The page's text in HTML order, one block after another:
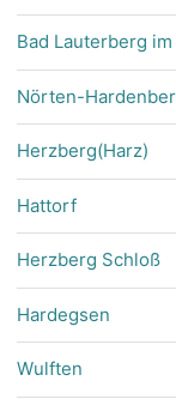
Bad Lauterberg
Nörten-
Herzberg(Harz)
Hattorf
Herzberg Schloß
Hardegsen
Wulften